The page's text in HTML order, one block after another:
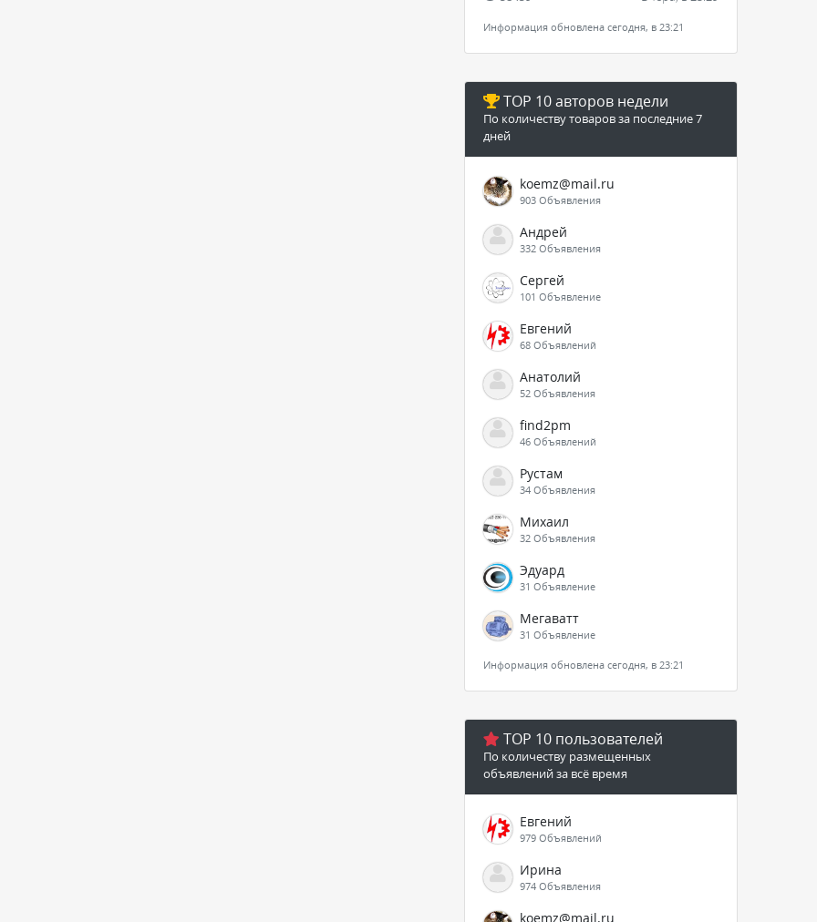
Информация обновлена сегодня, в 23:21
TOP 10 авторов недели
По количеству товаров за последние 7
дней
koemz@mail.ru
903 Объявления
Андрей
332 Объявления
Сергей
101 Объявление
Евгений
68 Объявлений
Анатолий
52 Объявления
find2pm
46 Объявлений
Рустам
34 Объявления
Михаил
32 Объявления
Эдуард
31 Объявление
Мегаватт
31 Объявление
Информация обновлена сегодня, в 23:21
TOP 10 пользователей
По количеству размещенных
объявлений за всё время
Евгений
979 Объявлений
Ирина
974 Объявления
koemz@mail.ru